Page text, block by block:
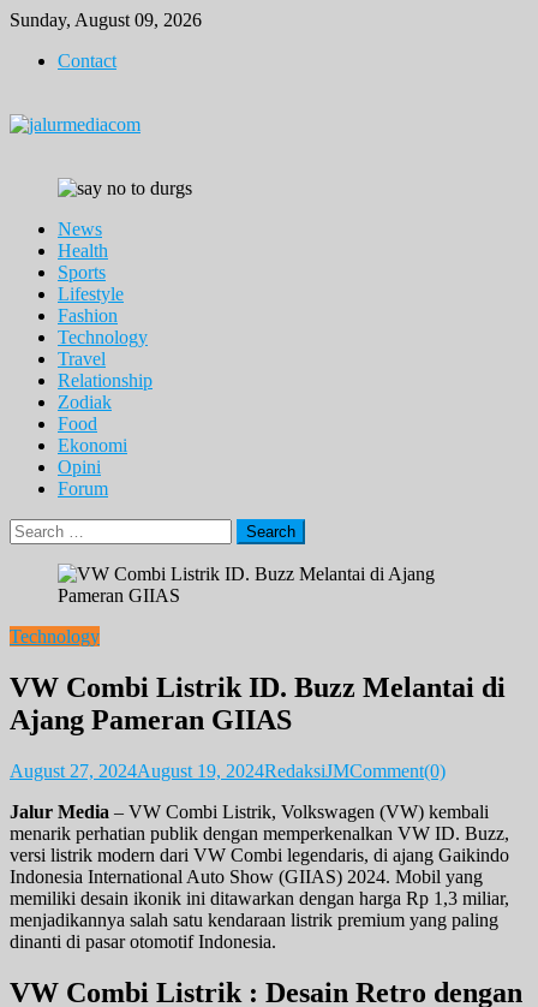
Skip
content
Sunday, August 09, 2026
Contact
News
Health
Sports
Lifestyle
Fashion
Technology
Travel
Relationship
Zodiak
Food
Ekonomi
Opini
Forum
Search
for:
Technology
VW Combi Listrik ID. Buzz Melantai di
Ajang Pameran GIIAS
August 27, 2024August 19, 2024RedaksiJMComment(0)
Jalur Media – VW Combi Listrik, Volkswagen (VW) kembali
menarik perhatian publik dengan memperkenalkan VW ID. Buzz,
versi listrik modern dari VW Combi legendaris, di ajang Gaikindo
Indonesia International Auto Show (GIIAS) 2024. Mobil yang
memiliki desain ikonik ini ditawarkan dengan harga Rp 1,3 miliar,
menjadikannya salah satu kendaraan listrik premium yang paling
dinanti di pasar otomotif Indonesia.
VW Combi Listrik : Desain Retro dengan